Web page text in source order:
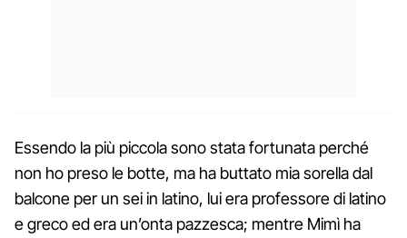
Essendo la più piccola sono stata fortunata perché
non ho preso le botte, ma ha buttato mia sorella dal
balcone per un sei in latino, lui era professore di latino
e greco ed era un’onta pazzesca; mentre Mimì ha